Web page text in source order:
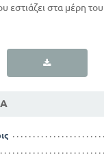
εστιάζει στα μέρη